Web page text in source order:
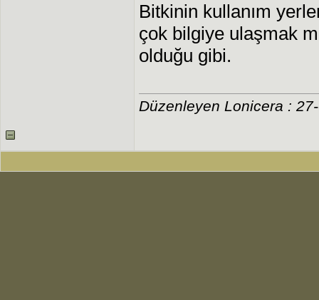
Bitkinin kullanım
çok bilgiye ulaşmak
olduğu gibi.
Düzenleyen Lonicera :